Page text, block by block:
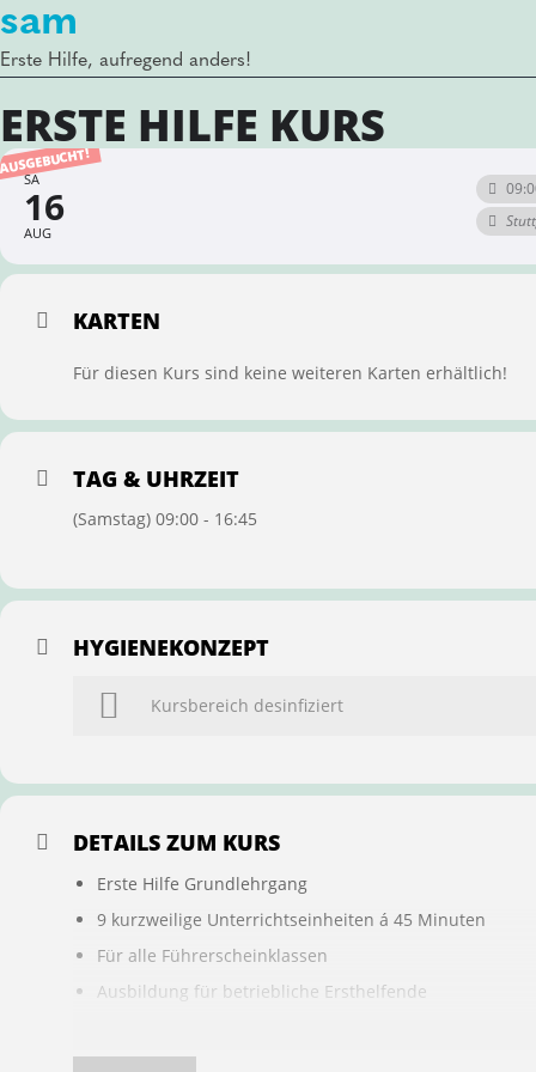
sam
Erste Hilfe, aufregend anders!
ERSTE HILFE KURS
SA
16
AUG
KARTEN
Für diesen Kurs sind keine weiteren Karten erhältlich!
TAG & UHRZEIT
(Samstag) 09:00 - 16:45
HYGIENEKONZEPT
Kursbereich desinfiziert
DETAILS ZUM KURS
Erste Hilfe Grundlehrgang
9 kurzweilige Unterrichtseinheiten á 45 Minuten
Für alle Führerscheinklassen
Ausbildung für betriebliche Ersthelfende